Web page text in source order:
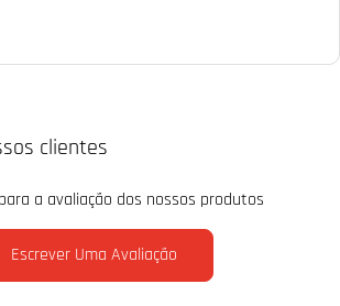
clientes
a avaliação dos nossos produtos
Escrever Uma Avaliação